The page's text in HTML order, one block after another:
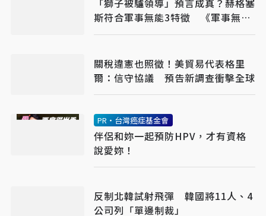
「獅子被驢領導」預言成真？赫格塞
斯符合軍事無能3特徵 《軍事無能
心理學》半世紀後受矚目
關稅違憲也照徵！美貿易代表格里
爾：信守協議 預告新調查衝擊全球
PR・台灣癌症基金會
伴侶和妳一起預防HPV，才有資格
說愛妳！
反制北韓試射飛彈 韓國將11人、4
公司列「單邊制裁」